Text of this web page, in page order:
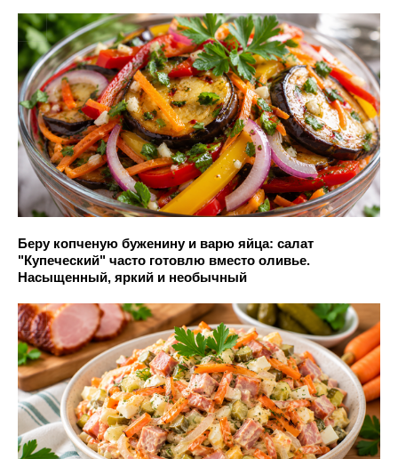
Беру копченую буженину и варю яйца: салат
"Купеческий" часто готовлю вместо оливье.
Насыщенный, яркий и необычный